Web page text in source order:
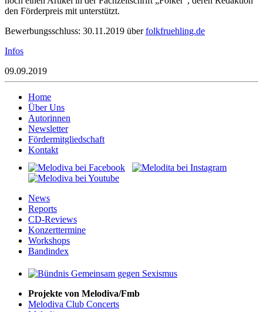
den Förderpreis mit unterstützt.
Bewerbungsschluss: 30.11.2019 überfolkfruehling.de
Infos
09.09.2019
Home
Über Uns
Autorinnen
Newsletter
Fördermitgliedschaft
Kontakt
News
Reports
CD-Reviews
Konzerttermine
Workshops
Bandindex
Projekte von Melodiva/Fmb
Melodiva Club Concerts